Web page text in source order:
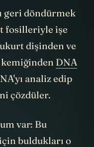
döndürmek
fosilleriyle işe
dişinden ve
kemiğindenDNA
analiz edip
var: Bu